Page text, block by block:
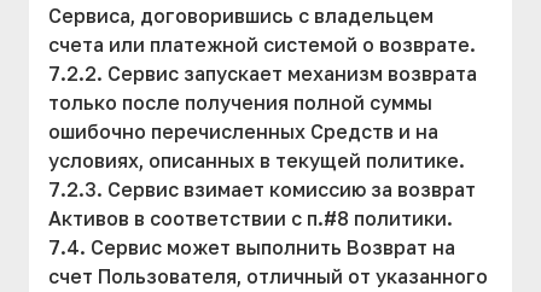
Сервиса, договорившись с владельцем
счета или платежной системой о возврате.
7.2.2. Сервис запускает механизм возврата
только после получения полной суммы
ошибочно перечисленных Средств и на
условиях, описанных в текущей политике.
7.2.3. Сервис взимает комиссию за возврат
Активов в соответствии с п.#8 политики.
7.4. Сервис может выполнить Возврат на
счет Пользователя, отличный от указанного